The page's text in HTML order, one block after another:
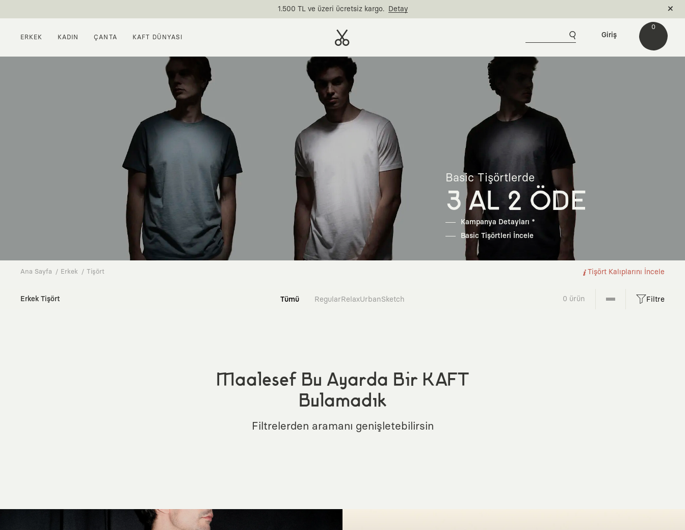
1.500 TL ve üzeri ücretsiz kargo. Detay
ERKEK KADIN ÇANTA KAFT DÜNYASI
0
Giriş
Basic Tişörtlerde
3 AL 2 ÖDE
Kampanya Detayları *
Basic Tişörtleri İncele
Ana Sayfa Erkek Tişört Tişört Kalıplarını İncele
Erkek Tişört Tümü RegularRelaxUrbanSketch 0 ürün Filtre
Maalesef Bu Ayarda Bir KAFT
Bulamadık
Filtrelerden aramanı genişletebilirsin